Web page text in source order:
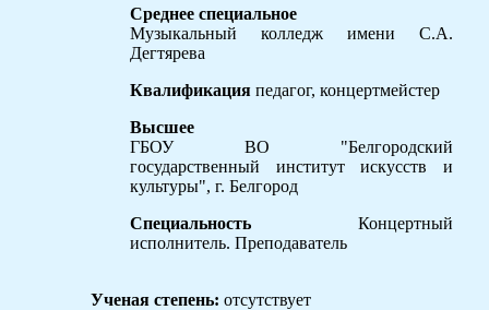
Среднее специальное
Музыкальный колледж имени С.А.
Дегтярева
Квалификация педагог, концертмейстер
Высшее
ГБОУ ВО "Белгородский
государственный институт искусств и
культуры", г. Белгород
Специальность Концертный
исполнитель. Преподаватель
Ученая степень: отсутствует